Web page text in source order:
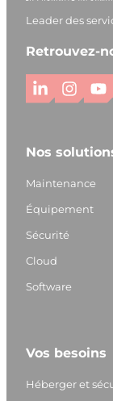
Leader des
Retrouvez-
L
k
e
I
n
I
t
a
r
a
Y
T
Nos
Maintenance
Équipement
Sécurité
Cloud
Software
Vos besoins
Héberger et